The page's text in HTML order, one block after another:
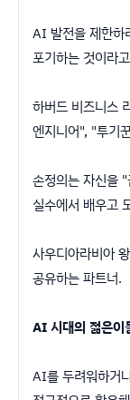
AI 발전을 제한하
포기하는 것이라
하버드 비즈니스
엔지니어", "투기
손정의는 자신을
실수에서 배우고
사우디아라비아
공유하는 파트너.
AI 시대의 젊은이
AI를 두려워하거